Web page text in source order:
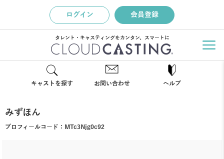
ログイン 会員登録
タレント・キャスティングをカンタン、スマートに
キャストを探す お問い合わせ ヘルプ
みずほん
プロフィールコード： MTc3Njg0c92